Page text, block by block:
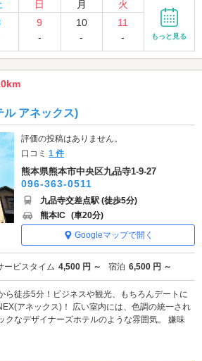
日 月 火
9
-
10
-
11
-
もっと見る
ル アネックス)
評価の投稿はありません。
口コミ1 件
熊本県熊本市中央区九品寺1-9-27
096-363-0511
九品寺交差点駅 (徒歩5分)
熊本IC (車20分)
Googleマップで開く
ービスタイム 4,500 円 ～ 宿泊 6,500 円 ～
ら徒歩5分！ビジネスや観光、もちろんデートに
アネックス)！ 広い室内には、色調の統一され
クなデザイナーズホテルのような雰囲気。 嫌味